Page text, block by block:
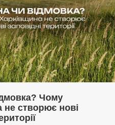
Чому
не створює нові